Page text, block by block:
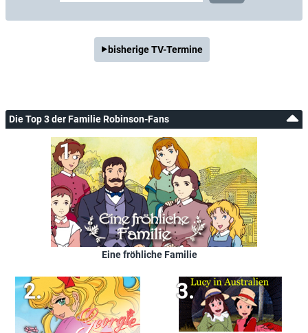
bisherige TV-Termine
Die Top 3 der Familie Robinson-Fans
Eine fröhliche Familie